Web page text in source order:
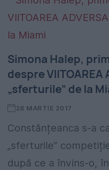
Simona Halep,
despre VIITOAREA
„sferturile” de la
28 MARTIE 2017
Constănțeanca s-a
„sferturile”
după ce a învins-o, în